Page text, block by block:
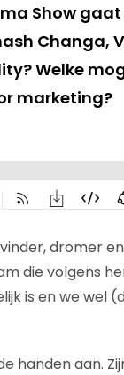
Show
Changa,
Welke
marketing?
dromer
die volgens
is en we wel
handen aan.